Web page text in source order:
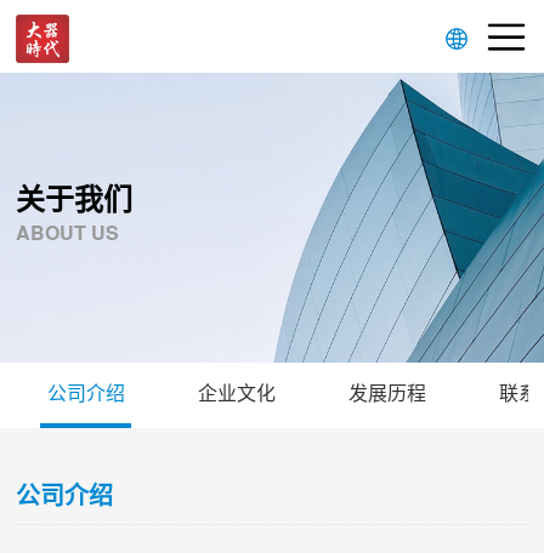
关于我们
ABOUT US
公司介绍 企业文化 发展历程 联系
公司介绍